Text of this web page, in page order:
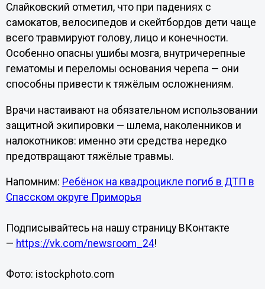
Слайковский отметил, что при падениях с
самокатов, велосипедов и скейтбордов дети чаще
всего травмируют голову, лицо и конечности.
Особенно опасны ушибы мозга, внутричерепные
гематомы и переломы основания черепа — они
способны привести к тяжёлым осложнениям.
Врачи настаивают на обязательном использовании
защитной экипировки — шлема, наколенников и
налокотников: именно эти средства нередко
предотвращают тяжёлые травмы.
Напомним: Ребёнок на квадроцикле погиб в ДТП в
Спасском округе Приморья
Подписывайтесь на нашу страницу ВКонтакте
— https://vk.com/newsroom_24!
Фото: istockphoto.com